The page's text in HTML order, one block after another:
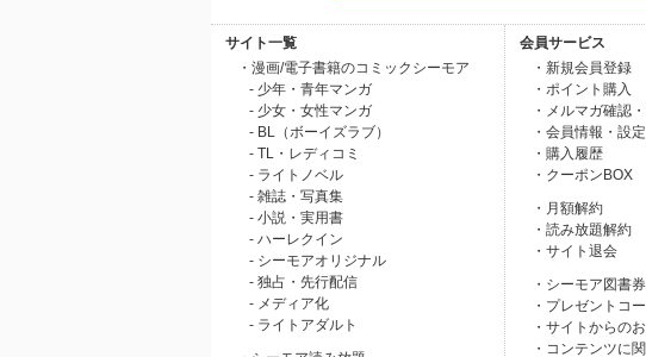
サイト一覧
・漫画/電子書籍のコミックシーモア
- 少年・青年マンガ
- 少女・女性マンガ
- BL（ボーイズラブ）
- TL・レディコミ
- ライトノベル
- 雑誌・写真集
- 小説・実用書
- ハーレクイン
- シーモアオリジナル
- 独占・先行配信
- メディア化
- ライトアダルト
会員サービス
・新規会員登録
・ポイント購入
・メルマガ確認
・会員情報・設定
・購入履歴
・クーポンBOX
・月額解約
・読み放題解約
・サイト退会
・シーモア図書
・プレゼントコ
・サイトからの
・コンテンツに